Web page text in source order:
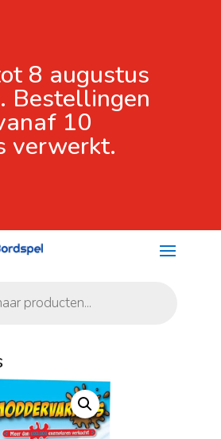
8 augustus
Bestellingen
10
verwerkt.